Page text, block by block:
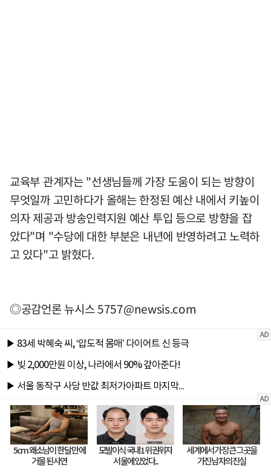
교육부 관계자는 "선생님들께 가장 도움이 되는 방향이
무엇일까 고민하다가 올해는 한정된 예산 내에서 키높이
의자 제공과 방송인력지원 예산 투입 등으로 방향을 잡
았다"며 "수당에 대한 부분은 내년에 반영하려고 노력하
고 있다"고 밝혔다.
◎공감언론 뉴시스5757@newsis.com